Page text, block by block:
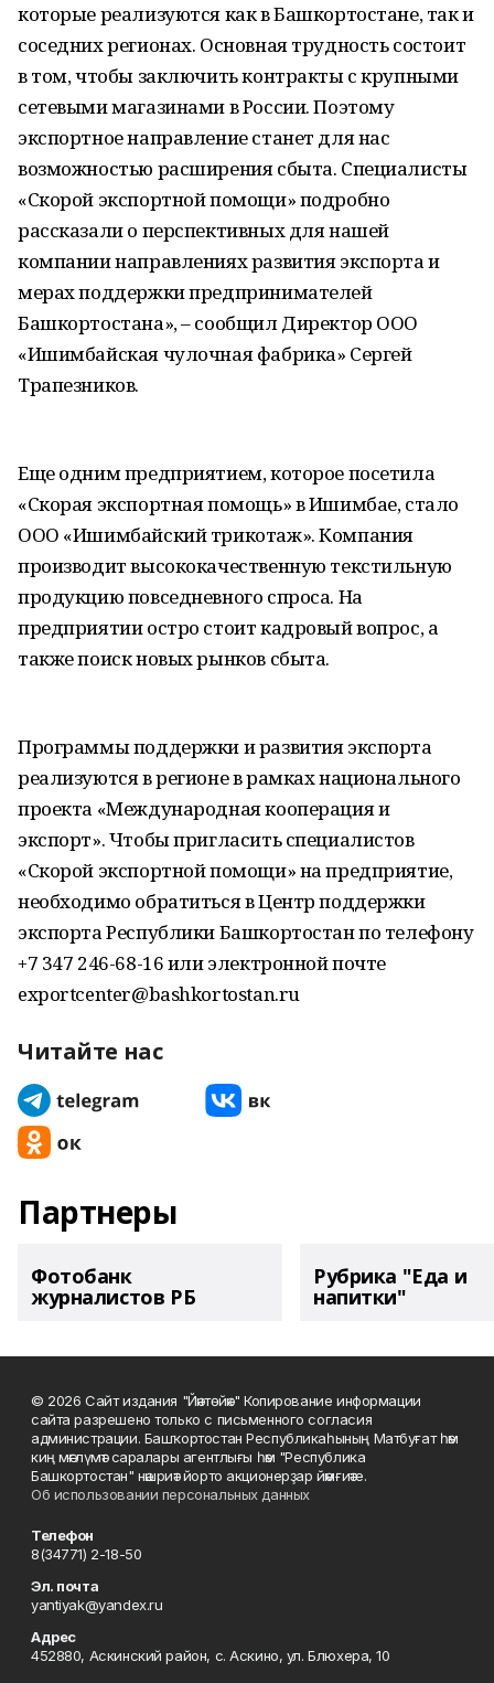
которые реализуются как в Башкортостане, так и
соседних регионах. Основная трудность состоит
в том, чтобы заключить контракты с крупными
сетевыми магазинами в России. Поэтому
экспортное направление станет для нас
возможностью расширения сбыта. Специалисты
«Скорой экспортной помощи» подробно
рассказали о перспективных для нашей
компании направлениях развития экспорта и
мерах поддержки предпринимателей
Башкортостана», – сообщил Директор ООО
«Ишимбайская чулочная фабрика» Сергей
Трапезников.
Еще одним предприятием, которое посетила
«Скорая экспортная помощь» в Ишимбае, стало
ООО «Ишимбайский трикотаж». Компания
производит высококачественную текстильную
продукцию повседневного спроса. На
предприятии остро стоит кадровый вопрос, а
также поиск новых рынков сбыта.
Программы поддержки и развития экспорта
реализуются в регионе в рамках национального
проекта «Международная кооперация и
экспорт». Чтобы пригласить специалистов
«Скорой экспортной помощи» на предприятие,
необходимо обратиться в Центр поддержки
экспорта Республики Башкортостан по телефону
+7 347 246-68-16 или электронной почте
exportcenter@bashkortostan.ru
Читайте нас
Партнеры
Фотобанк
журналистов РБ
Рубрика "Еда и
напитки"
© 2026 Сайт издания "Йәнтөйәк" Копирование информации
сайта разрешено только с письменного согласия
администрации. Башҡортостан Республикаһының Матбуғат һәм
киң мәғлүмәт саралары агентлығы һәм "Республика
Башкортостан" нәшриәт йорто акционерҙар йәмғиәте.
Об использовании персональных данных
Телефон
8(34771) 2-18-50
Эл. почта
yantiyak@yandex.ru
Адрес
452880, Аскинский район, с. Аскино, ул. Блюхера, 10